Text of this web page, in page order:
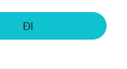
Giải Pháp Doanh
Giải Pháp Doanh
ĐI